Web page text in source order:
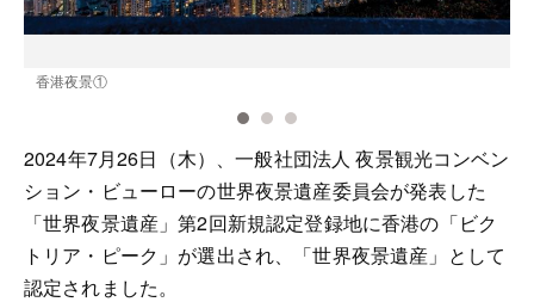
香港夜景①
2024年7月26日（木）、一般社団法人 夜景観光コンベン
ション・ビューローの世界夜景遺産委員会が発表した
「世界夜景遺産」第2回新規認定登録地に香港の「ビク
トリア・ピーク」が選出され、「世界夜景遺産」として
認定されました。